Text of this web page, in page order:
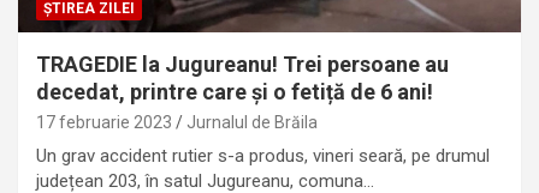
ȘTIREA ZILEI
TRAGEDIE la Jugureanu! Trei persoane au
decedat, printre care și o fetiță de 6 ani!
17 februarie 2023 Jurnalul de Brăila
Un grav accident rutier s-a produs, vineri seară, pe drumul
județean 203, în satul Jugureanu, comuna…